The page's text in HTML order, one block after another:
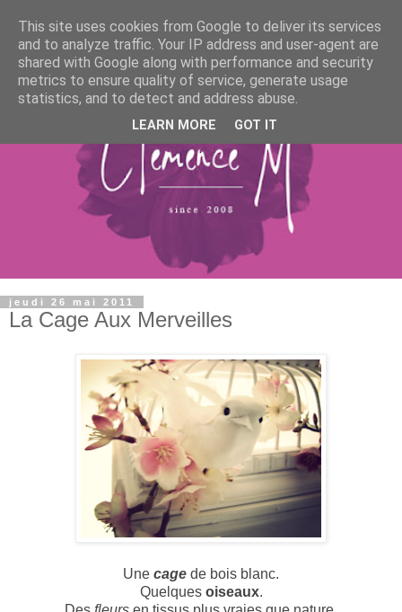
jeudi 26 mai 2011
La Cage Aux Merveilles
Une cage de bois blanc.
Quelques oiseaux.
This site uses cookies from Google to deliver its services
and to analyze traffic. Your IP address and user-agent are
shared with Google along with performance and security
metrics to ensure quality of service, generate usage
statistics, and to detect and address abuse.
LEARN MORE GOT IT